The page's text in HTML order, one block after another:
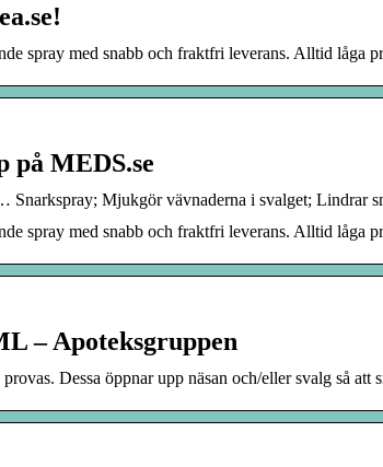
spray med snabb och fraktfri leverans. Alltid låga
på MEDS.se
Mjukgör vävnaderna i svalget; Lindrar
spray med snabb och fraktfri leverans. Alltid låga
– Apoteksgruppen
Dessa öppnar upp näsan och/eller svalg så